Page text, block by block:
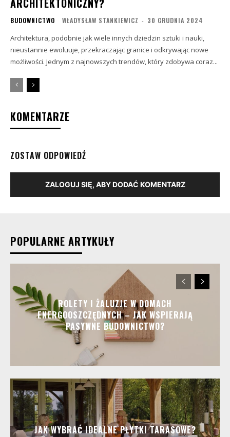
ARCHITEKTONICZNY?
BUDOWNICTWO WŁADYSŁAW STANKIEWICZ - 30 GRUDNIA 2024
Architektura, podobnie jak wiele innych dziedzin sztuki i nauki,
nieustannie ewoluuje, przekraczając granice i odkrywając nowe
możliwości. Jednym z najnowszych trendów, który zdobywa coraz...
KOMENTARZE
ZOSTAW ODPOWIEDŹ
ZALOGUJ SIĘ, ABY DODAĆ KOMENTARZ
POPULARNE ARTYKUŁY
ROLETY I ŻALUZJE W DOMACH
ENERGOOSZCZĘDNYCH – JAK WSPIERAJĄ
PASYWNE BUDOWNICTWO?
JAK WYBRAĆ IDEALNE PŁYTKI TARASOWE?